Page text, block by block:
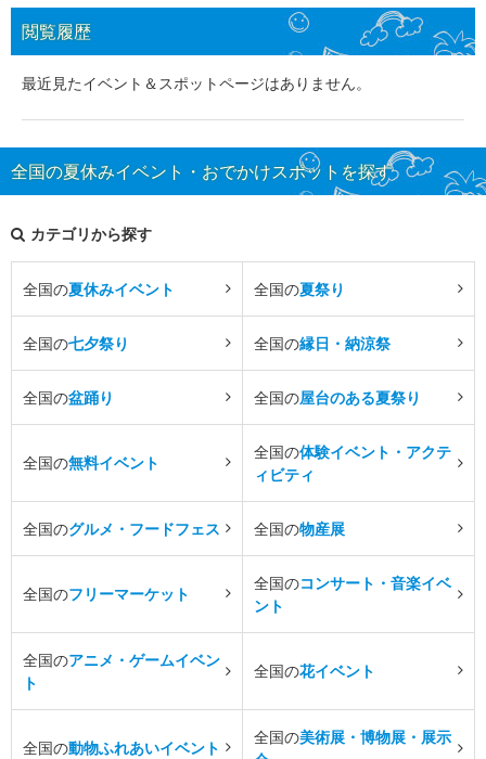
閲覧履歴
最近見たイベント＆スポットページはありません。
全国の夏休みイベント・おでかけスポットを探す
カテゴリから探す
全国の夏休みイベント 全国の夏祭り
全国の七夕祭り 全国の縁日・納涼祭
全国の盆踊り 全国の屋台のある夏祭り
全国の無料イベント
全国の体験イベント・アクテ
ィビティ
全国のグルメ・フードフェス 全国の物産展
全国のフリーマーケット
全国のコンサート・音楽イベ
ント
全国のアニメ・ゲームイベン
ト
全国の花イベント
全国の動物ふれあいイベント
全国の美術展・博物展・展示